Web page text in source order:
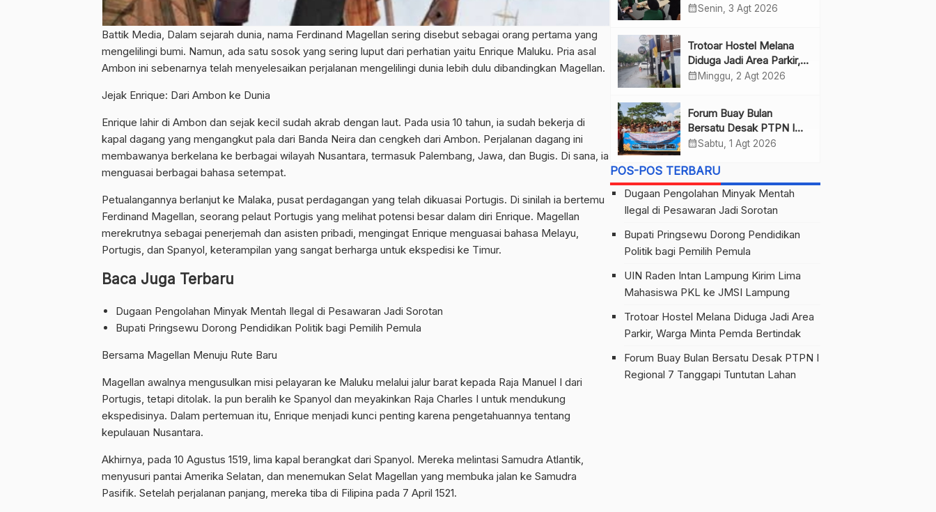
Battik Media, Dalam sejarah dunia, nama Ferdinand Magellan sering disebut sebagai orang pertama yang
mengelilingi bumi. Namun, ada satu sosok yang sering luput dari perhatian yaitu Enrique Maluku. Pria asal
Ambon ini sebenarnya telah menyelesaikan perjalanan mengelilingi dunia lebih dulu dibandingkan Magellan.
Jejak Enrique: Dari Ambon ke Dunia
Enrique lahir di Ambon dan sejak kecil sudah akrab dengan laut. Pada usia 10 tahun, ia sudah bekerja di
kapal dagang yang mengangkut pala dari Banda Neira dan cengkeh dari Ambon. Perjalanan dagang ini
membawanya berkelana ke berbagai wilayah Nusantara, termasuk Palembang, Jawa, dan Bugis. Di sana, ia
menguasai berbagai bahasa setempat.
Petualangannya berlanjut ke Malaka, pusat perdagangan yang telah dikuasai Portugis. Di sinilah ia bertemu
Ferdinand Magellan, seorang pelaut Portugis yang melihat potensi besar dalam diri Enrique. Magellan
merekrutnya sebagai penerjemah dan asisten pribadi, mengingat Enrique menguasai bahasa Melayu,
Portugis, dan Spanyol, keterampilan yang sangat berharga untuk ekspedisi ke Timur.
Baca Juga Terbaru
Dugaan Pengolahan Minyak Mentah Ilegal di Pesawaran Jadi Sorotan
Bupati Pringsewu Dorong Pendidikan Politik bagi Pemilih Pemula
Bersama Magellan Menuju Rute Baru
Magellan awalnya mengusulkan misi pelayaran ke Maluku melalui jalur barat kepada Raja Manuel I dari
Portugis, tetapi ditolak. Ia pun beralih ke Spanyol dan meyakinkan Raja Charles I untuk mendukung
ekspedisinya. Dalam pertemuan itu, Enrique menjadi kunci penting karena pengetahuannya tentang
kepulauan Nusantara.
Akhirnya, pada 10 Agustus 1519, lima kapal berangkat dari Spanyol. Mereka melintasi Samudra Atlantik,
menyusuri pantai Amerika Selatan, dan menemukan Selat Magellan yang membuka jalan ke Samudra
Pasifik. Setelah perjalanan panjang, mereka tiba di Filipina pada 7 April 1521.
Mahasiswa PKL ke JMSI
calendar_monthSenin, 3 Agt 2026
Trotoar Hostel Melana
Diduga Jadi Area Parkir,
Warga Minta Pemda
calendar_month Minggu, 2 Agt 2026
Forum Buay Bulan
Bersatu Desak PTPN I
Regional 7 Tanggapi
calendar_monthSabtu, 1 Agt 2026
POS-POS TERBARU
Dugaan Pengolahan Minyak Mentah
Ilegal di Pesawaran Jadi Sorotan
Bupati Pringsewu Dorong Pendidikan
Politik bagi Pemilih Pemula
UIN Raden Intan Lampung Kirim Lima
Mahasiswa PKL ke JMSI Lampung
Trotoar Hostel Melana Diduga Jadi Area
Parkir, Warga Minta Pemda Bertindak
Forum Buay Bulan Bersatu Desak PTPN I
Regional 7 Tanggapi Tuntutan Lahan